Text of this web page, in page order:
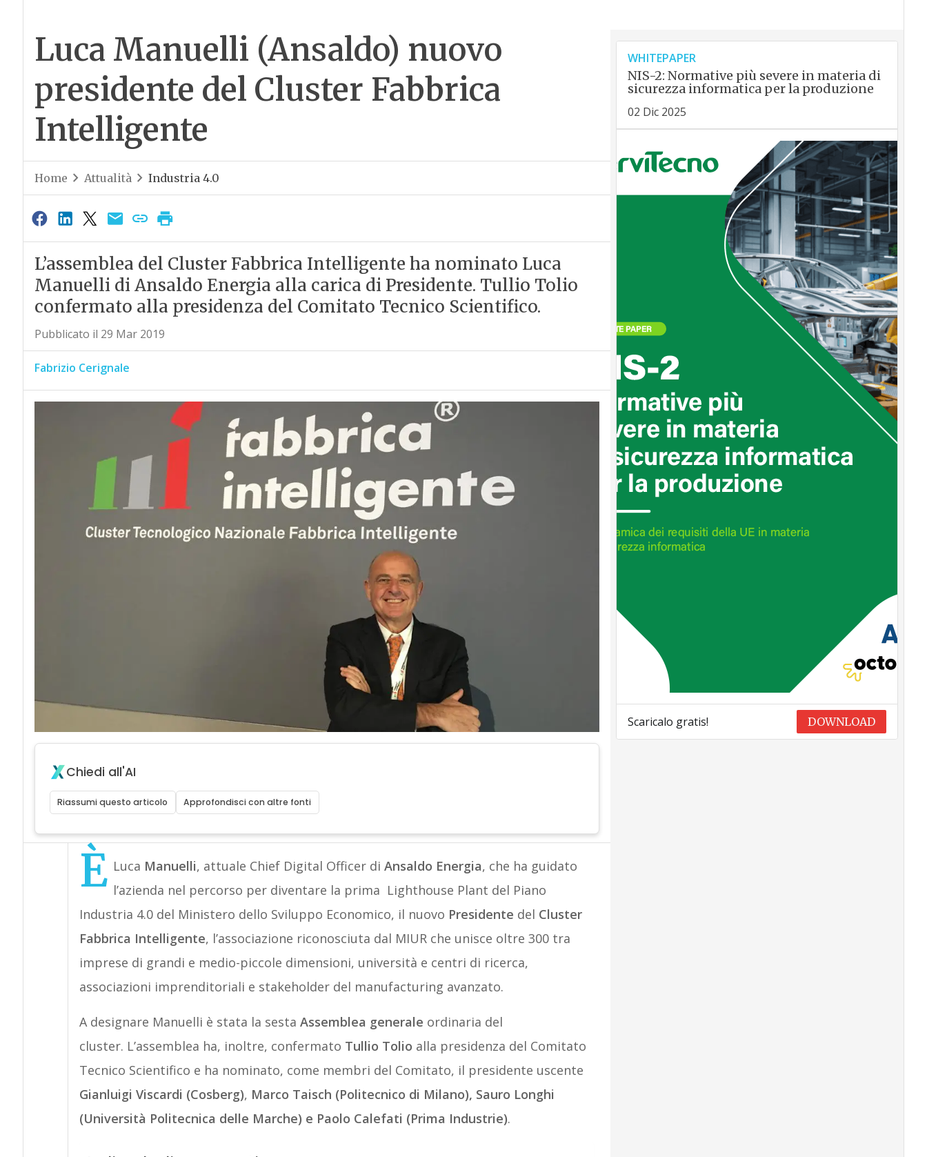
Luca Manuelli (Ansaldo) nuovo
presidente del Cluster Fabbrica
Intelligente
Home Attualità Industria 4.0
L’assemblea del Cluster Fabbrica Intelligente ha nominato Luca
Manuelli di Ansaldo Energia alla carica di Presidente. Tullio Tolio
confermato alla presidenza del Comitato Tecnico Scientifico.
Pubblicato il 29 Mar 2019
Fabrizio Cerignale
Chiedi all'AI
Riassumi questo articolo Approfondisci con altre fonti
È Luca Manuelli, attuale Chief Digital Officer di Ansaldo Energia, che ha guidato
l’azienda nel percorso per diventare la prima Lighthouse Plant del Piano
Industria 4.0 del Ministero dello Sviluppo Economico, il nuovo Presidente del Cluster
Fabbrica Intelligente, l’associazione riconosciuta dal MIUR che unisce oltre 300 tra
imprese di grandi e medio-piccole dimensioni, università e centri di ricerca,
associazioni imprenditoriali e stakeholder del manufacturing avanzato.
A designare Manuelli è stata la sesta Assemblea generale ordinaria del
cluster. L’assemblea ha, inoltre, confermato Tullio Tolio alla presidenza del Comitato
Tecnico Scientifico e ha nominato, come membri del Comitato, il presidente uscente
Gianluigi Viscardi (Cosberg), Marco Taisch (Politecnico di Milano), Sauro Longhi
(Università Politecnica delle Marche) e Paolo Calefati (Prima Industrie).
WHITEPAPER
NIS-2: Normative più severe in materia di
sicurezza informatica per la produzione
02 Dic 2025
Scaricalo gratis! DOWNLOAD